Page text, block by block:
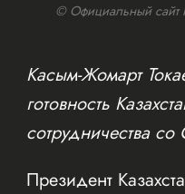
© Официальный сайт
Касым-Жомарт
готовность
сотрудничества
Президент